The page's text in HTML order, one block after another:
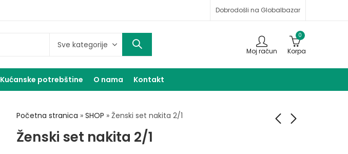
Dobrodošli na Globalbazar
Moj račun
0
Korpa
Kućanske potrebštine O nama Kontakt
Početna stranica » SHOP » Ženski set nakita 2/1
Ženski set nakita 2/1